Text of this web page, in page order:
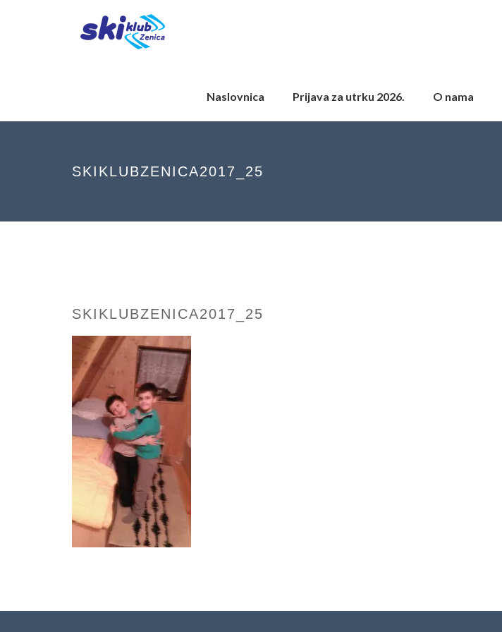
Naslovnica Prijava za utrku 2026. O nama
SKIKLUBZENICA2017_25
SKIKLUBZENICA2017_25